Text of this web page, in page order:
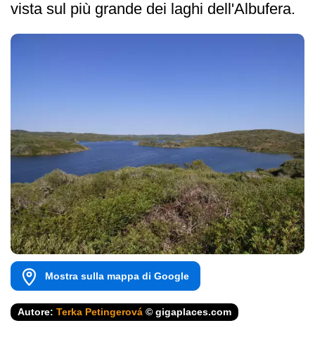
vista sul più grande dei laghi dell'Albufera.
Mostra sulla mappa di Google
Autore: Terka Petingerová © gigaplaces.com